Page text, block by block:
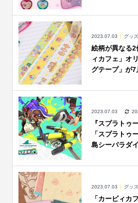
2023.07.03 グッ
絵柄が異なる
ィカフェ」オ
グテープ」が
2023.07.03
『スプラトゥ
「スプラトゥ
島シーパラダ
2023.07.03 グッ
「カービィカ